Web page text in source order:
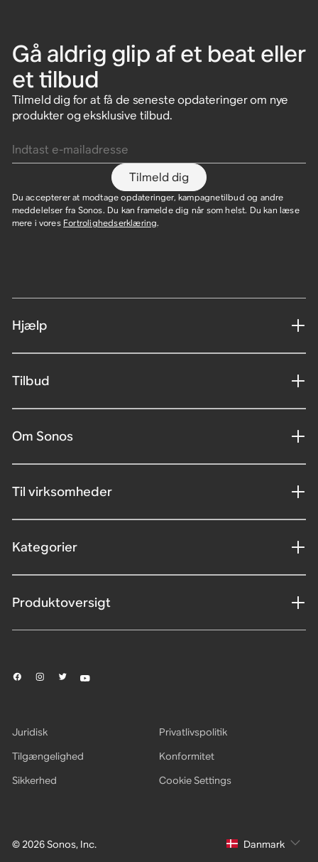
Gå aldrig glip af et beat eller
et tilbud
Tilmeld dig for at få de seneste opdateringer om nye
produkter og eksklusive tilbud.
Tilmeld dig
Du accepterer at modtage opdateringer, kampagnetilbud og andre
meddelelser fra Sonos. Du kan framelde dig når som helst. Du kan læse
mere i vores Fortrolighedserklæring.
Hjælp
Tilbud
Om Sonos
Til virksomheder
Kategorier
Produktoversigt
© 2026 Sonos, Inc.
Juridisk
Privatlivspolitik
Tilgængelighed
Konformitet
Sikkerhed
Cookie Settings
Danmark